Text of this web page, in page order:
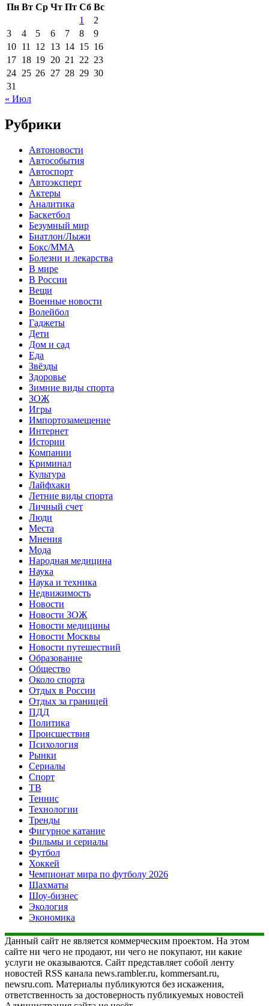
Пн Вт Ср Чт Пт Сб Вс
1
2
3
4 5 6 7 8
9
10 11 12 13 14 15 16
17 18 19 20 21 22 23
24 25 26 27 28 29 30
31
« Июл
Рубрики
Автоновости
Автособытия
Автоспорт
Автоэксперт
Актеры
Аналитика
Баскетбол
Безумный мир
Биатлон/Лыжи
Бокс/MMA
Болезни и лекарства
В мире
В России
Вещи
Военные новости
Волейбол
Гаджеты
Дети
Дом и сад
Еда
Звёзды
Здоровье
Зимние виды спорта
ЗОЖ
Игры
Импортозамещение
Интернет
Истории
Компании
Криминал
Культура
Лайфхаки
Летние виды спорта
Личный счет
Люди
Места
Мнения
Мода
Народная медицина
Наука
Наука и техника
Недвижимость
Новости
Новости ЗОЖ
Новости медицины
Новости Москвы
Новости путешествий
Образование
Общество
Около спорта
Отдых в России
Отдых за границей
ПДД
Политика
Происшествия
Психология
Рынки
Сериалы
Спорт
ТВ
Теннис
Технологии
Тренды
Фигурное катание
Фильмы и сериалы
Футбол
Хоккей
Чемпионат мира по футболу 2026
Шахматы
Шоу-бизнес
Экология
Экономика
Данный сайт не является коммерческим проектом. На этом
сайте ни чего не продают, ни чего не покупают, ни какие
услуги не оказываются. Сайт представляет собой ленту
новостей RSS канала news.rambler.ru, kommersant.ru,
newsru.com. Материалы публикуются без искажения,
ответственность за достоверность публикуемых новостей